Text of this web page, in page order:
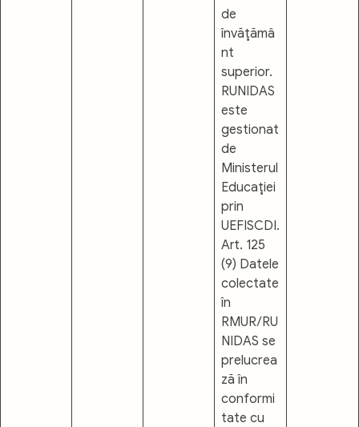
de
învăţămâ
nt
superior.
RUNIDAS
este
gestionat
de
Ministerul
Educaţiei
prin
UEFISCDI.
Art. 125
(9) Datele
colectate
în
RMUR/RU
NIDAS se
prelucrea
ză în
conformi
tate cu